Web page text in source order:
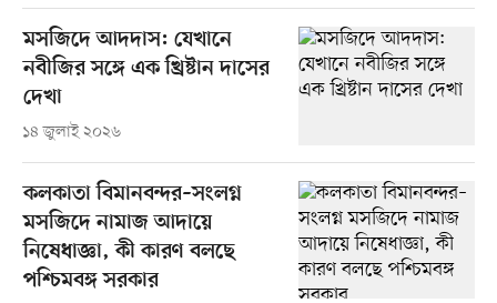
মসজিদে আদদাস: যেখানে
নবীজির সঙ্গে এক খ্রিষ্টান দাসের
দেখা
১৪ জুলাই ২০২৬
কলকাতা বিমানবন্দর–সংলগ্ন
মসজিদে নামাজ আদায়ে
নিষেধাজ্ঞা, কী কারণ বলছে
পশ্চিমবঙ্গ সরকার